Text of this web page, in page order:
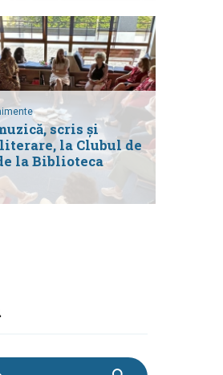
scris și
la Clubul de
la Biblioteca